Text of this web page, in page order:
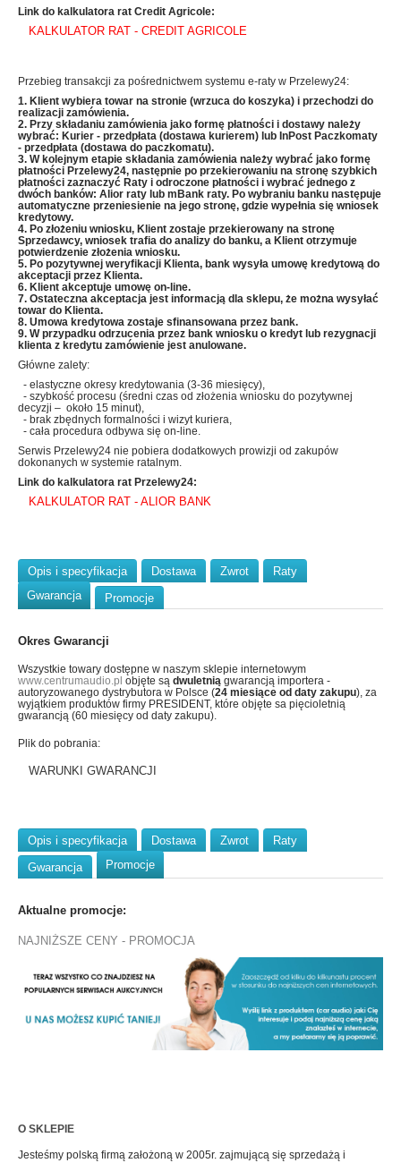
Link do kalkulatora rat Credit Agricole:
KALKULATOR RAT - CREDIT AGRICOLE
Przebieg transakcji za pośrednictwem systemu e-raty w Przelewy24:
1. Klient wybiera towar na stronie (wrzuca do koszyka) i przechodzi do
realizacji zamówienia.
2. Przy składaniu zamówienia jako formę płatności i dostawy należy
wybrać: Kurier - przedpłata (dostawa kurierem) lub InPost Paczkomaty
- przedpłata (dostawa do paczkomatu).
3. W kolejnym etapie składania zamówienia należy wybrać jako formę
płatności Przelewy24, następnie po przekierowaniu na stronę szybkich
płatności zaznaczyć Raty i odroczone płatności i wybrać jednego z
dwóch banków: Alior raty lub mBank raty. Po wybraniu banku następuje
automatyczne przeniesienie na jego stronę, gdzie wypełnia się wniosek
kredytowy.
4. Po złożeniu wniosku, Klient zostaje przekierowany na stronę
Sprzedawcy, wniosek trafia do analizy do banku, a Klient otrzymuje
potwierdzenie złożenia wniosku.
5. Po pozytywnej weryfikacji Klienta, bank wysyła umowę kredytową do
akceptacji przez Klienta.
6. Klient akceptuje umowę on-line.
7. Ostateczna akceptacja jest informacją dla sklepu, że można wysyłać
towar do Klienta.
8. Umowa kredytowa zostaje sfinansowana przez bank.
9. W przypadku odrzucenia przez bank wniosku o kredyt lub rezygnacji
klienta z kredytu zamówienie jest anulowane.
Główne zalety:
- elastyczne okresy kredytowania (3-36 miesięcy),
- szybkość procesu (średni czas od złożenia wniosku do pozytywnej
decyzji – około 15 minut),
- brak zbędnych formalności i wizyt kuriera,
- cała procedura odbywa się on-line.
Serwis Przelewy24 nie pobiera dodatkowych prowizji od zakupów
dokonanych w systemie ratalnym.
Link do kalkulatora rat Przelewy24:
KALKULATOR RAT - ALIOR BANK
Opis i specyfikacja Dostawa Zwrot
Raty
Gwarancja
Promocje
Okres Gwarancji
Wszystkie towary dostępne w naszym sklepie internetowym
www.centrumaudio.pl objęte są dwuletnią gwarancją importera -
autoryzowanego dystrybutora w Polsce (24 miesiące od daty zakupu), za
wyjątkiem produktów firmy PRESIDENT, które objęte sa pięcioletnią
gwarancją (60 miesięcy od daty zakupu).
Plik do pobrania:
WARUNKI GWARANCJI
Opis i specyfikacja Dostawa Zwrot
Raty
Gwarancja
Promocje
Aktualne promocje:
NAJNIŻSZE CENY - PROMOCJA
O SKLEPIE
Jesteśmy polską firmą założoną w 2005r. zajmującą się sprzedażą i